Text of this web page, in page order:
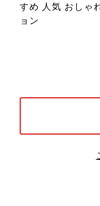
すめ 人気 おしゃ
ョン